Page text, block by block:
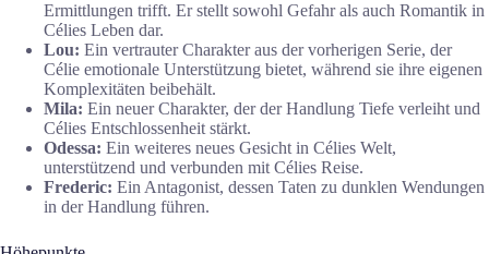
Ermittlungen trifft. Er stellt sowohl Gefahr als auch Romantik in
Célies Leben dar.
Lou: Ein vertrauter Charakter aus der vorherigen Serie, der
Célie emotionale Unterstützung bietet, während sie ihre eigenen
Komplexitäten beibehält.
Mila: Ein neuer Charakter, der der Handlung Tiefe verleiht und
Célies Entschlossenheit stärkt.
Odessa: Ein weiteres neues Gesicht in Célies Welt,
unterstützend und verbunden mit Célies Reise.
Frederic: Ein Antagonist, dessen Taten zu dunklen Wendungen
in der Handlung führen.